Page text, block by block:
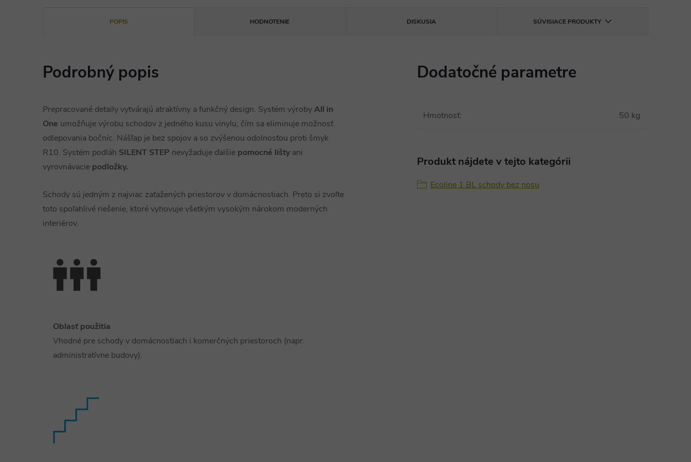
POPIS HODNOTENIE DISKUSIA SÚVISIACE PRODUKTY
Podrobný popis
Prepracované detaily vytvárajú atraktívny a funkčný design. Systém výrobyAll in
One umožňuje výrobu schodov z jedného kusu vinylu, čím sa eliminuje možnosť
odlepovania bočníc. Nášľap je bez spojov a so zvýšenou odolnosťou proti šmyk
R10. Systém podláh SILENT STEP nevyžaduje ďalšie pomocné lišty ani
vyrovnávacie podložky.
Schody sú jedným z najviac zaťažených priestorov v domácnostiach. Preto si zvoľte
toto spoľahlivé riešenie, ktoré vyhovuje všetkým vysokým nárokom moderných
interiérov.
Oblasť použitia
Vhodné pre schody v domácnostiach i komerčných priestoroch (napr.
administratívne budovy).
Dodatočné parametre
Hmotnosť: 50 kg
Produkt nájdete v tejto kategórii
Ecoline 1 BL schody bez nosu